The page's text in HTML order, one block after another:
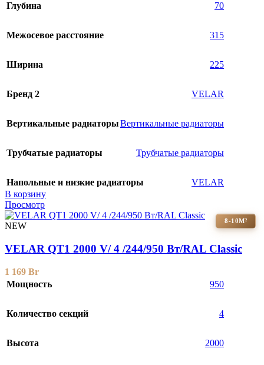
Глубина 70
Межосевое расстояние 315
Ширина 225
Бренд 2 VELAR
Вертикальные радиаторыВертикальные радиаторы
Трубчатые радиаторы Трубчатые радиаторы
Напольные и низкие радиаторы
VELAR
В корзину
Просмотр
8-10М²
NEW
VELAR QT1 2000 V/ 4 /244/950 Вт/RAL Classic
1 169 Br
Мощность
950
Количество секций 4
Высота 2000